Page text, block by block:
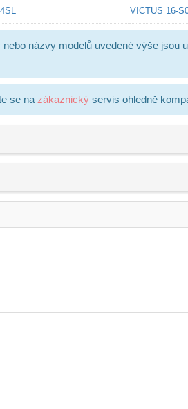
VICTUS 16-
názvy modelů uvedené výše jsou
se na zákaznický servis ohledně